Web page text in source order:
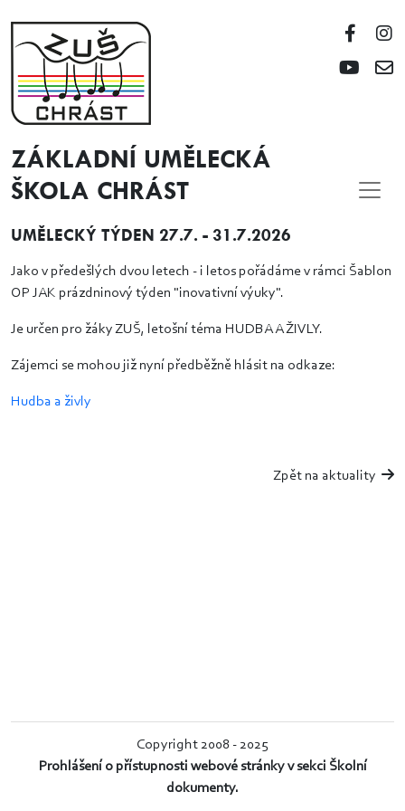
ZÁKLADNÍ UMĚLECKÁ
ŠKOLA CHRÁST
UMĚLECKÝ TÝDEN 27.7. - 31.7.2026
Jako v předešlých dvou letech - i letos pořádáme v rámci Šablon
OP JAK prázdninový týden "inovativní výuky".
Je určen pro žáky ZUŠ, letošní téma HUDBA A ŽIVLY.
Zájemci se mohou již nyní předběžně hlásit na odkaze:
Hudba a živly
Zpět na aktuality
Copyright 2008 - 2025
Prohlášení o přístupnosti webové stránky v sekci Školní
dokumenty.